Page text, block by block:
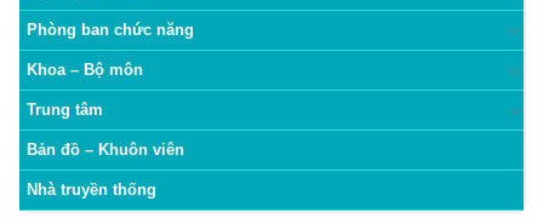
Phòng ban chức năng
Khoa – Bộ môn
Trung tâm
Bản đồ – Khuôn viên
Nhà truyền thống